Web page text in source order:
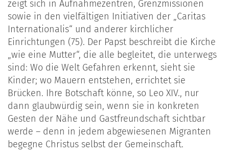
zeigt sich in Aufnahmezentren, Grenzmissionen
sowie in den vielfältigen Initiativen der „Caritas
Internationalis“ und anderer kirchlicher
Einrichtungen (75). Der Papst beschreibt die Kirche
„wie eine Mutter“, die alle begleitet, die unterwegs
sind: Wo die Welt Gefahren erkennt, sieht sie
Kinder; wo Mauern entstehen, errichtet sie
Brücken. Ihre Botschaft könne, so Leo XIV., nur
dann glaubwürdig sein, wenn sie in konkreten
Gesten der Nähe und Gastfreundschaft sichtbar
werde – denn in jedem abgewiesenen Migranten
begegne Christus selbst der Gemeinschaft.